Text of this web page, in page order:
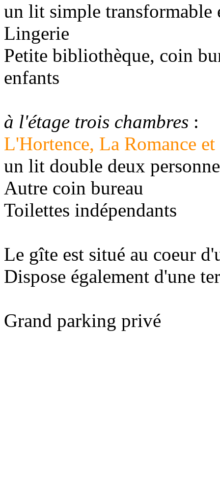
un lit simple transformable
Lingerie
Petite bibliothèque, coin
enfants
à l'étage trois chambres :
L'Hortence, La Romance
un lit double deux
Autre coin bureau
Toilettes indépendants
Le gîte est situé au coeur
Dispose également d'une
Grand parking privé